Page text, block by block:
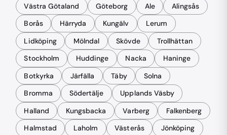
Västra Götaland Göteborg Ale
Alingsås
Borås
Härryda Kungälv
Lerum
Lidköping
Mölndal Skövde
Trollhättan
Stockholm
Huddinge Nacka
Haninge
Botkyrka
Järfälla Täby
Solna
Bromma
Södertälje
Upplands Väsby
Halland
Kungsbacka Varberg
Falkenberg
Halmstad
Laholm Västerås
Jönköping